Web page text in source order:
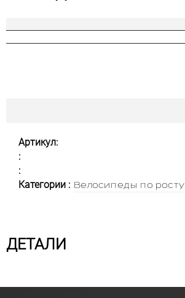
Артикул:
:
:
Категории : Велосипеды по росту
ДЕТАЛИ